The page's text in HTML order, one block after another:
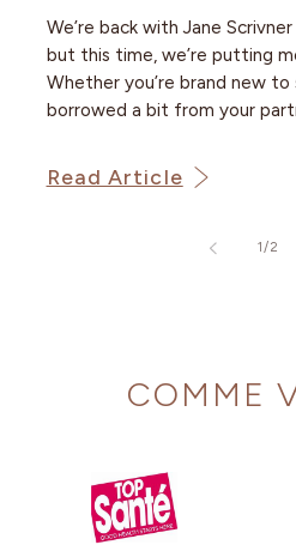
We’re back with Jane
but this time, we’re putting
Whether you’re brand new to
borrowed a bit from your
Read Article
1/de
2
COMME